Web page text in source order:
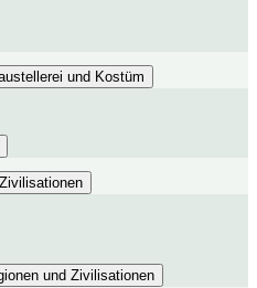
und Kostüm
und Zivilisationen